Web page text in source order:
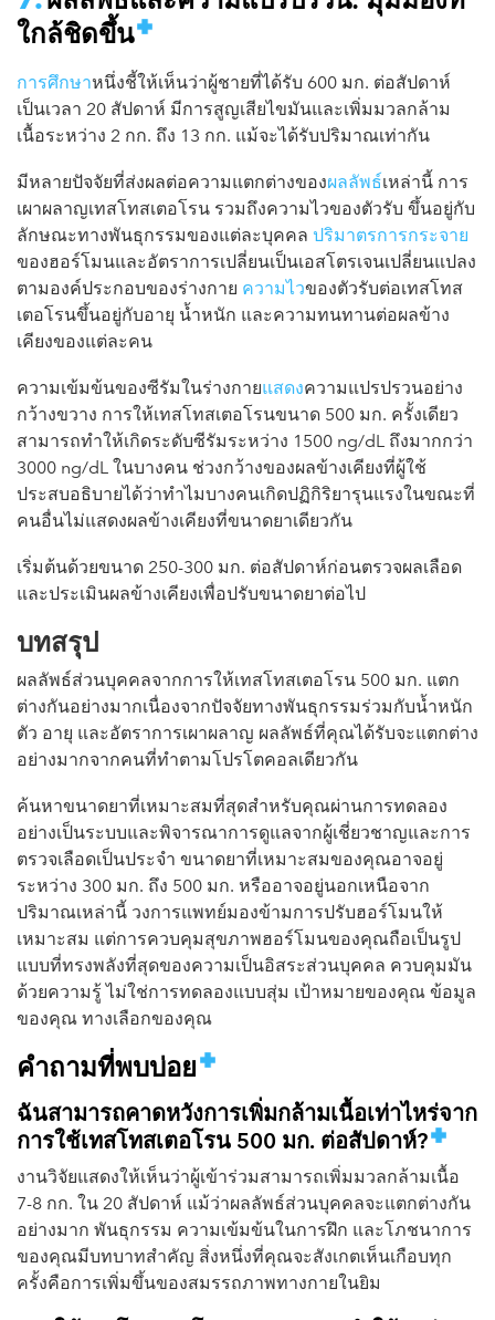
ใกล้ชิดขึ้น
การศึกษาหนึ่งชี้ให้เห็นว่าผู้ชายที่ได้รับ 600 มก. ต่อสัปดาห์
เป็นเวลา 20 สัปดาห์ มีการสูญเสียไขมันและเพิ่มมวลกล้าม
เนื้อระหว่าง 2 กก. ถึง 13 กก. แม้จะได้รับปริมาณเท่ากัน
มีหลายปัจจัยที่ส่งผลต่อความแตกต่างของผลลัพธ์เหล่านี้ การ
เผาผลาญเทสโทสเตอโรน รวมถึงความไวของตัวรับ ขึ้นอยู่กับ
ลักษณะทางพันธุกรรมของแต่ละบุคคล ปริมาตรการกระจาย
ของฮอร์โมนและอัตราการเปลี่ยนเป็นเอสโตรเจนเปลี่ยนแปลง
ตามองค์ประกอบของร่างกาย ความไวของตัวรับต่อเทสโทส
เตอโรนขึ้นอยู่กับอายุ น้ำหนัก และความทนทานต่อผลข้าง
เคียงของแต่ละคน
ความเข้มข้นของซีรัมในร่างกายแสดงความแปรปรวนอย่าง
กว้างขวาง การให้เทสโทสเตอโรนขนาด 500 มก. ครั้งเดียว
สามารถทำให้เกิดระดับซีรัมระหว่าง 1500 ng/dL ถึงมากกว่า
3000 ng/dL ในบางคน ช่วงกว้างของผลข้างเคียงที่ผู้ใช้
ประสบอธิบายได้ว่าทำไมบางคนเกิดปฏิกิริยารุนแรงในขณะที่
คนอื่นไม่แสดงผลข้างเคียงที่ขนาดยาเดียวกัน
เริ่มต้นด้วยขนาด 250-300 มก. ต่อสัปดาห์ก่อนตรวจผลเลือด
และประเมินผลข้างเคียงเพื่อปรับขนาดยาต่อไป
บทสรุป
ผลลัพธ์ส่วนบุคคลจากการให้เทสโทสเตอโรน 500 มก. แตก
ต่างกันอย่างมากเนื่องจากปัจจัยทางพันธุกรรมร่วมกับน้ำหนัก
ตัว อายุ และอัตราการเผาผลาญ ผลลัพธ์ที่คุณได้รับจะแตกต่าง
อย่างมากจากคนที่ทำตามโปรโตคอลเดียวกัน
ค้นหาขนาดยาที่เหมาะสมที่สุดสำหรับคุณผ่านการทดลอง
อย่างเป็นระบบและพิจารณาการดูแลจากผู้เชี่ยวชาญและการ
ตรวจเลือดเป็นประจำ ขนาดยาที่เหมาะสมของคุณอาจอยู่
ระหว่าง 300 มก. ถึง 500 มก. หรืออาจอยู่นอกเหนือจาก
ปริมาณเหล่านี้ วงการแพทย์มองข้ามการปรับฮอร์โมนให้
เหมาะสม แต่การควบคุมสุขภาพฮอร์โมนของคุณถือเป็นรูป
แบบที่ทรงพลังที่สุดของความเป็นอิสระส่วนบุคคล ควบคุมมัน
ด้วยความรู้ ไม่ใช่การทดลองแบบสุ่ม เป้าหมายของคุณ ข้อมูล
ของคุณ ทางเลือกของคุณ
คำถามที่พบบ่อย
ฉันสามารถคาดหวังการเพิ่มกล้ามเนื้อเท่าไหร่จาก
การใช้เทสโทสเตอโรน 500 มก. ต่อสัปดาห์?
งานวิจัยแสดงให้เห็นว่าผู้เข้าร่วมสามารถเพิ่มมวลกล้ามเนื้อ
7-8 กก. ใน 20 สัปดาห์ แม้ว่าผลลัพธ์ส่วนบุคคลจะแตกต่างกัน
อย่างมาก พันธุกรรม ความเข้มข้นในการฝึก และโภชนาการ
ของคุณมีบทบาทสำคัญ สิ่งหนึ่งที่คุณจะสังเกตเห็นเกือบทุก
ครั้งคือการเพิ่มขึ้นของสมรรถภาพทางกายในยิม